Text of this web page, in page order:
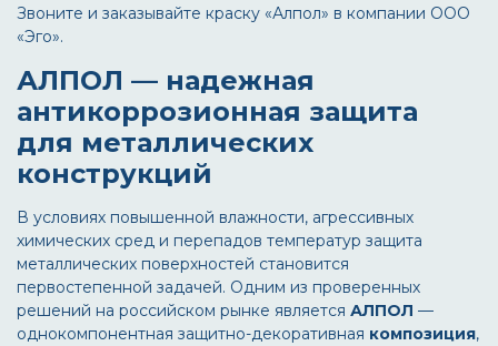
Звоните и заказывайте краску «Алпол» в компании ООО
«Эго».
АЛПОЛ — надежная
антикоррозионная защита
для металлических
конструкций
В условиях повышенной влажности, агрессивных
химических сред и перепадов температур защита
металлических поверхностей становится
первостепенной задачей. Одним из проверенных
решений на российском рынке является АЛПОЛ —
однокомпонентная защитно-декоративная композиция,